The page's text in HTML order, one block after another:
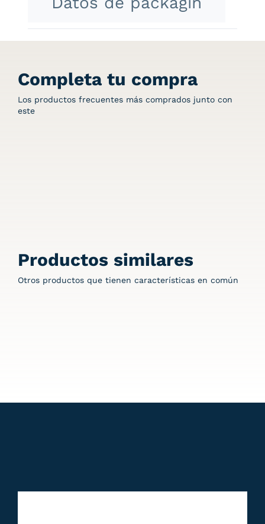
Completa tu compra
Los productos frecuentes más comprados junto con
este
Productos similares
Otros productos que tienen características en común